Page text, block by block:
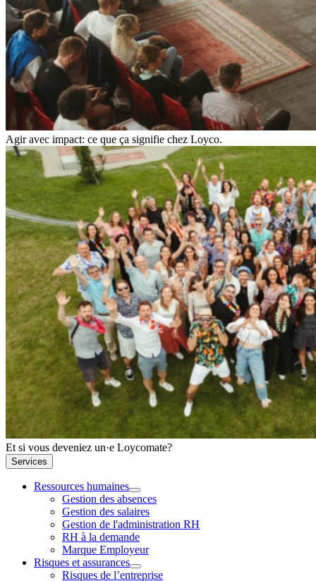
Agir avec impact: ce que ça signifie chez Loyco.
Et si vous deveniez un·e Loycomate?
Services
Ressources humaines
Gestion des absences
Gestion des salaires
Gestion de l'administration RH
RH à la demande
Marque Employeur
Risques et assurances
Risques de l’entreprise